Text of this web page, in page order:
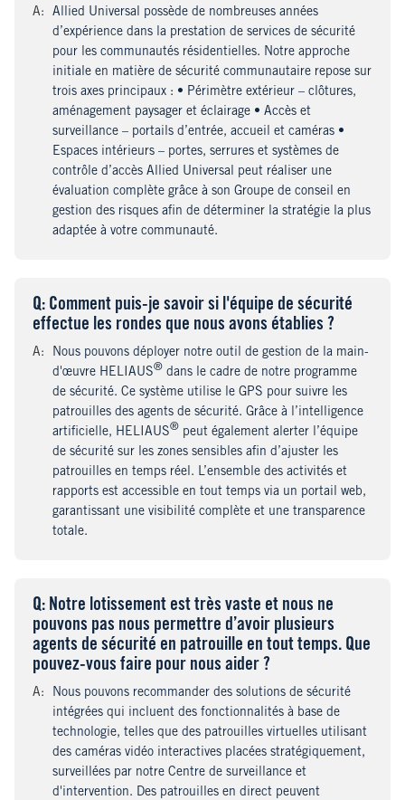
Answer
:
Allied Universal possède de nombreuses années
d’expérience dans la prestation de services de sécurité
pour les communautés résidentielles. Notre approche
initiale en matière de sécurité communautaire repose sur
trois axes principaux : • Périmètre extérieur – clôtures,
aménagement paysager et éclairage • Accès et
surveillance – portails d’entrée, accueil et caméras •
Espaces intérieurs – portes, serrures et systèmes de
contrôle d’accès Allied Universal peut réaliser une
évaluation complète grâce à son Groupe de conseil en
gestion des risques afin de déterminer la stratégie la plus
adaptée à votre communauté.
Question
: Comment puis-je savoir si l'équipe de sécurité
effectue les rondes que nous avons établies ?
Answer
:
Nous pouvons déployer notre outil de gestion de la main-
d'œuvre HELIAUS® dans le cadre de notre programme
de sécurité. Ce système utilise le GPS pour suivre les
patrouilles des agents de sécurité. Grâce à l’intelligence
artificielle, HELIAUS® peut également alerter l’équipe
de sécurité sur les zones sensibles afin d’ajuster les
patrouilles en temps réel. L’ensemble des activités et
rapports est accessible en tout temps via un portail web,
garantissant une visibilité complète et une transparence
totale.
Question
: Notre lotissement est très vaste et nous ne
pouvons pas nous permettre d’avoir plusieurs
agents de sécurité en patrouille en tout temps. Que
pouvez-vous faire pour nous aider ?
Answer
:
Nous pouvons recommander des solutions de sécurité
intégrées qui incluent des fonctionnalités à base de
technologie, telles que des patrouilles virtuelles utilisant
des caméras vidéo interactives placées stratégiquement,
surveillées par notre Centre de surveillance et
d'intervention. Des patrouilles en direct peuvent